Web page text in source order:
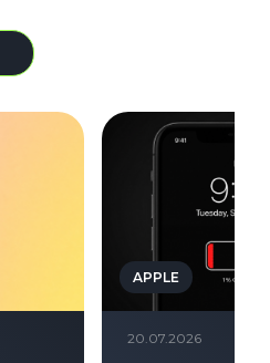
APPLE
20.07.2026